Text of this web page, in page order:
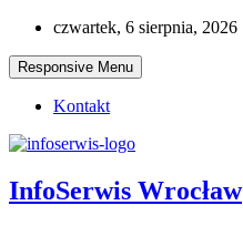
Skip
content
czwartek, 6 sierpnia, 2026
Responsive Menu
Kontakt
InfoSerwis Wrocław